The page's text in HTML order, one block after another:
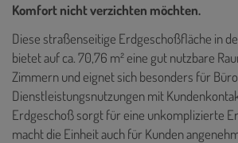
Komfort nicht verzichten möchten.
Diese straßenseitige Erdgeschoßfläche in
bietet auf ca. 70,76 m² eine gut nutzbare
Zimmern und eignet sich besonders für
Dienstleistungsnutzungen mit
Erdgeschoß sorgt für eine unkomplizierte
macht die Einheit auch für Kunden